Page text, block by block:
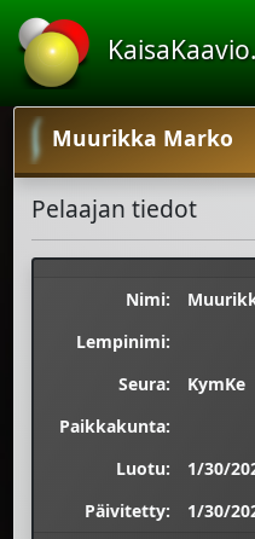
Muurikka Marko
Pelaajan tiedot
Nimi:
Lempinimi:
Seura:
KymKe
Paikkakunta:
Luotu:
1/30/
Päivitetty:
1/30/